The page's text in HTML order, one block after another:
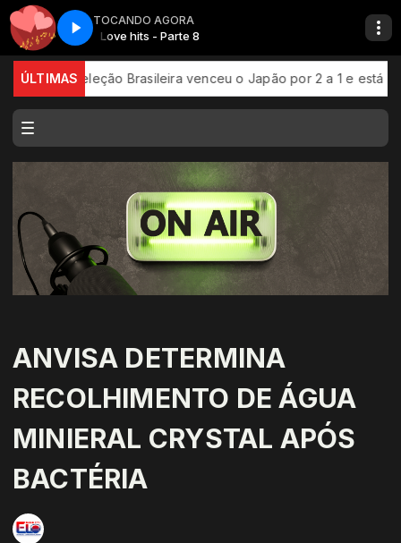
TOCANDO AGORA
Love hits - Parte 8
ÚLTIMAS
Brasileira venceu o Japão por 2 a 1 e está nas oitavas de
ANVISA DETERMINA
RECOLHIMENTO DE ÁGUA
MINIERAL CRYSTAL APÓS
BACTÉRIA